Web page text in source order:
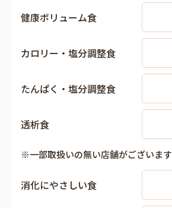
健康ボリューム食
カロリー・塩分調整食
たんぱく・塩分調整食
透析食
※一部取扱いの無い店舗がございます
消化にやさしい食